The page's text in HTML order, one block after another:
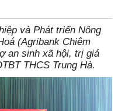
và Phát triển Nông
(Agribank Chiêm
an sinh xã hội, trị giá
THCS Trung Hà.